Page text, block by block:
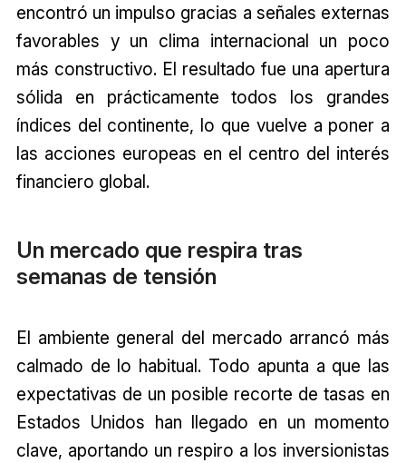
encontró un impulso gracias a señales externas
favorables y un clima internacional un poco
más constructivo. El resultado fue una apertura
sólida en prácticamente todos los grandes
índices del continente, lo que vuelve a poner a
las acciones europeas en el centro del interés
financiero global.
Un mercado que respira tras
semanas de tensión
El ambiente general del mercado arrancó más
calmado de lo habitual. Todo apunta a que las
expectativas de un posible recorte de tasas en
Estados Unidos han llegado en un momento
clave, aportando un respiro a los inversionistas